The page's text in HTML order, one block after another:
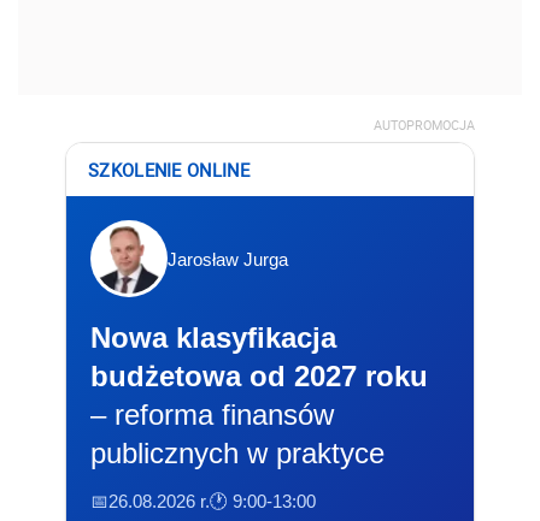
AUTOPROMOCJA
SZKOLENIE ONLINE
Jarosław Jurga
Nowa klasyfikacja
budżetowa od 2027 roku
– reforma finansów
publicznych w praktyce
📅26.08.2026 r.🕐 9:00-13:00